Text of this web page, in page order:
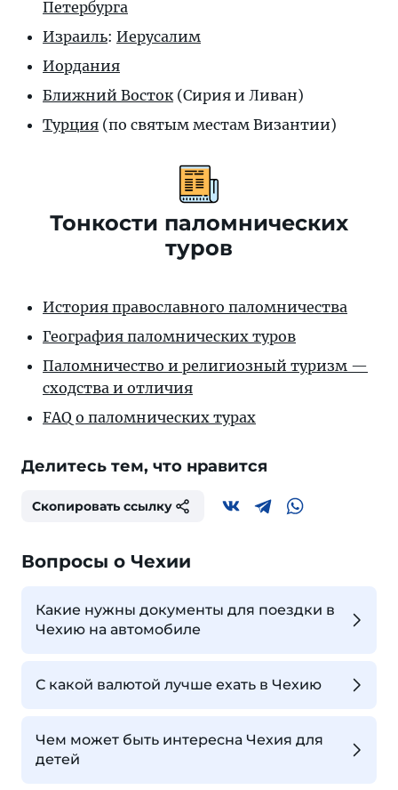
Петербурга
Израиль: Иерусалим
Иордания
Ближний Восток(Сирия и Ливан)
Турция (по святым местам Византии)
Тонкости паломнических
туров
История православного паломничества
География паломнических туров
Паломничество и религиозный туризм —
сходства и отличия
FAQ о паломнических турах
Делитесь тем, что нравится
Скопировать ссылку
Вопросы о Чехии
Какие нужны документы для поездки в
Чехию на автомобиле
С какой валютой лучше ехать в Чехию
Чем может быть интересна Чехия для
детей